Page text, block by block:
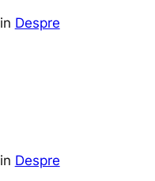
in Despre
in Despre